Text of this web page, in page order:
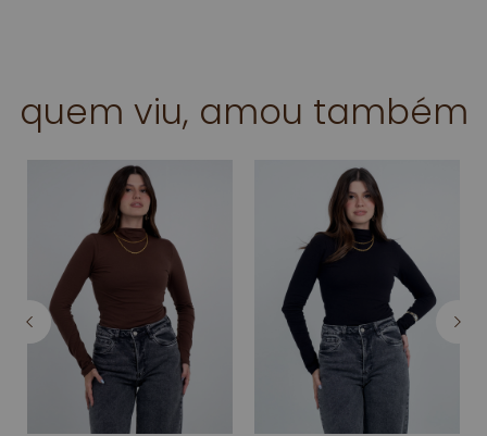
quem viu, amou também